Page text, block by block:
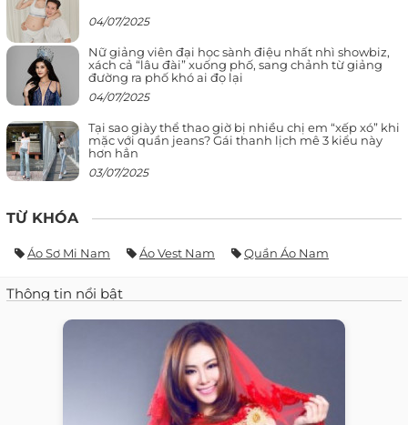
04/07/2025
Nữ giảng viên đại học sành điệu nhất nhì showbiz,
xách cả “lâu đài” xuống phố, sang chảnh từ giảng
đường ra phố khó ai đọ lại
04/07/2025
Tại sao giày thể thao giờ bị nhiều chị em “xếp xó” khi
mặc với quần jeans? Gái thanh lịch mê 3 kiểu này
hơn hẳn
03/07/2025
TỪ KHÓA
Áo Sơ Mi Nam Áo Vest Nam Quần Áo Nam
Thông tin nổi bật